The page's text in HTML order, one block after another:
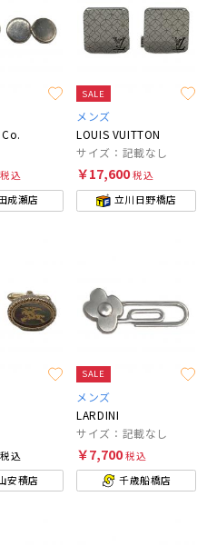
税込
成瀬店
SALE
メンズ
LOUIS VUITTON
サイズ：記載なし
￥17,600税込
立川日野橋店
税込
安積店
SALE
メンズ
LARDINI
サイズ：記載なし
￥7,700税込
千歳船橋店